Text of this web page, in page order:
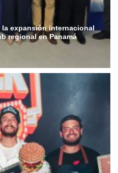
expansión internacional
regional en Panamá